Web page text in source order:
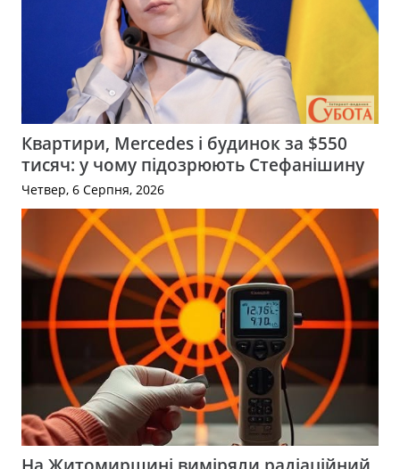
Квартири, Mercedes і будинок за $550
тисяч: у чому підозрюють Стефанішину
Четвер, 6 Серпня, 2026